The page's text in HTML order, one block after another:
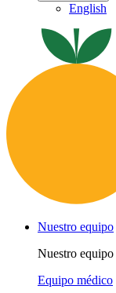
English
Nuestro equipo
Nuestro equipo
Equipo médico